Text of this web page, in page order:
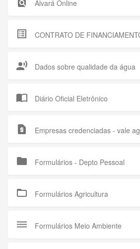
Alvará Online
list_alt CONTRATO DE
record_voice_over Dados sobre qualidade da água
import_contacts Diário Oficial Eletrônico
request_page Empresas credenciadas - vale
folder Formulários - Depto Pessoal
folder_open Formulários Agricultura
dehaze Formulários Meio Ambiente